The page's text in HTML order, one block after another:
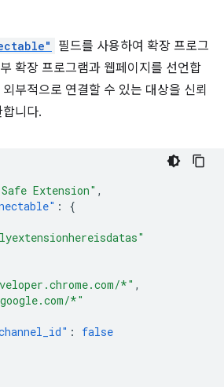
필드를 사용하여 확장 프로그
확장 프로그램과 웹페이지를 선언합
부적으로 연결할 수 있는 대상을 신뢰
니다.
Extension" ,
:
{
*" ,
*"
:
false